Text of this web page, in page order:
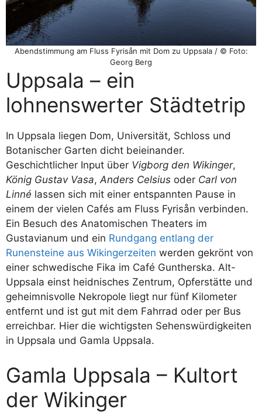
Abendstimmung am Fluss Fyrisån mit Dom zu Uppsala / © Foto:
Georg Berg
Uppsala – ein
lohnenswerter Städtetrip
In Uppsala liegen Dom, Universität, Schloss und
Botanischer Garten dicht beieinander.
Geschichtlicher Input über Vigborg den Wikinger,
König Gustav Vasa, Anders Celsius oder Carl von
Linné lassen sich mit einer entspannten Pause in
einem der vielen Cafés am Fluss Fyrisån verbinden.
Ein Besuch des Anatomischen Theaters im
Gustavianum und ein Rundgang entlang der
Runensteine aus Wikingerzeiten werden gekrönt von
einer schwedische Fika im Café Guntherska. Alt-
Uppsala einst heidnisches Zentrum, Opferstätte und
geheimnisvolle Nekropole liegt nur fünf Kilometer
entfernt und ist gut mit dem Fahrrad oder per Bus
erreichbar. Hier die wichtigsten Sehenswürdigkeiten
in Uppsala und Gamla Uppsala.
Gamla Uppsala – Kultort
der Wikinger